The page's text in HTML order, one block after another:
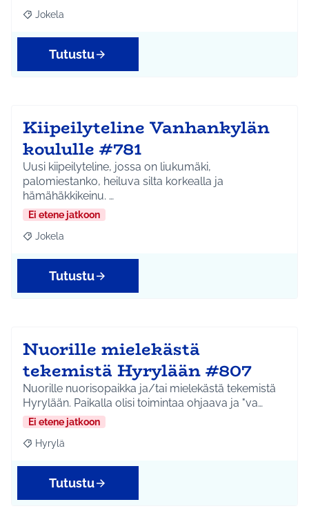
Rajaa tulokset aihepiirin mukaan: Jokela
Jokela
Tutustu
Kiipeilyteline Vanhankylän
koululle #781
Uusi kiipeilyteline, jossa on liukumäki,
palomiestanko, heiluva silta korkealla ja
hämähäkkikeinu. …
Ei etene jatkoon
Rajaa tulokset aihepiirin mukaan: Jokela
Jokela
Tutustu
Nuorille mielekästä
tekemistä Hyrylään #807
Nuorille nuorisopaikka ja/tai mielekästä tekemistä
Hyrylään. Paikalla olisi toimintaa ohjaava ja "va…
Ei etene jatkoon
Rajaa tulokset aihepiirin mukaan: Hyrylä
Hyrylä
Tutustu